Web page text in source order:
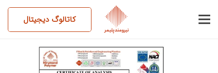
کاتالوگ دیجیتال
14040828BM12-H20-E